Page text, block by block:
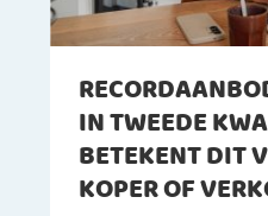
IN TWEEDE
BETEKENT DIT
KOPER OF